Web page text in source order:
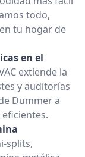
todo,
tu hogar de
en el
extiende la
y auditorías
Dummer a
splits,